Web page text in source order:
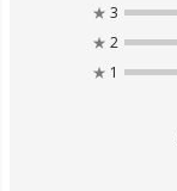
★ 3
★ 2
★ 1